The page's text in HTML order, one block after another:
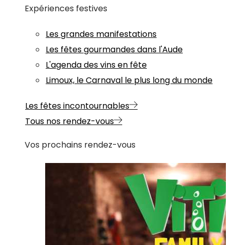
Expériences festives
Les grandes manifestations
Les fêtes gourmandes dans l'Aude
L'agenda des vins en fête
Limoux, le Carnaval le plus long du monde
Les fêtes incontournables
Tous nos rendez-vous
Vos prochains rendez-vous